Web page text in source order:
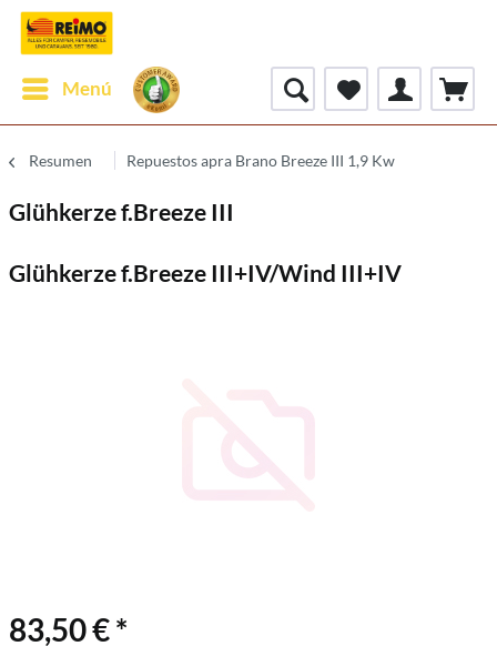
Menú
Resumen Repuestos apra Brano Breeze III 1,9 Kw
Glühkerze f.Breeze III
Glühkerze f.Breeze III+IV/Wind III+IV
83,50 € *